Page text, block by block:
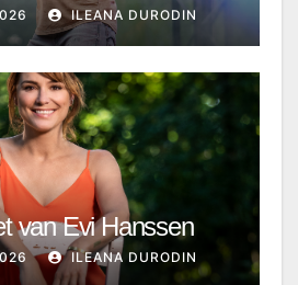
ILEANA DURODIN
van Evi Hanssen
ILEANA DURODIN